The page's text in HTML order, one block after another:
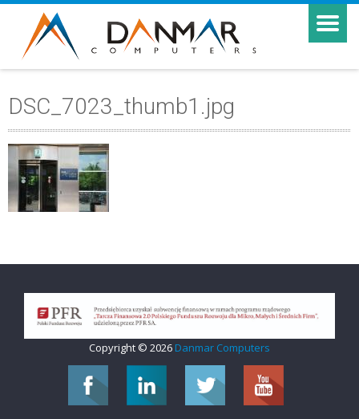
DSC_7023_thumb1.jpg
Copyright © 2026 Danmar Computers